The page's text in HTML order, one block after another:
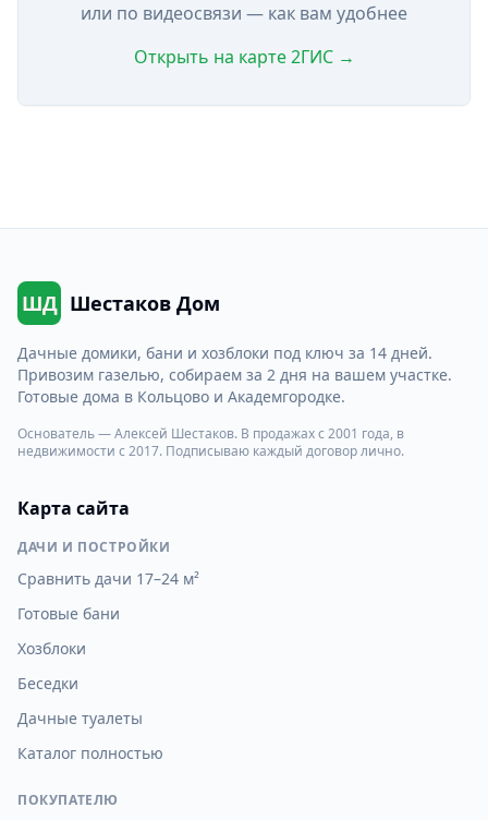
или по видеосвязи — как вам удобнее
Открыть на карте 2ГИС →
ШД Шестаков Дом
Дачные домики, бани и хозблоки под ключ за 14 дней.
Привозим газелью, собираем за 2 дня на вашем участке.
Готовые дома в Кольцово и Академгородке.
Основатель — Алексей Шестаков. В продажах с 2001 года, в
недвижимости с 2017. Подписываю каждый договор лично.
Карта сайта
ДАЧИ И ПОСТРОЙКИ
Сравнить дачи 17–24 м²
Готовые бани
Хозблоки
Беседки
Дачные туалеты
Каталог полностью
ПОКУПАТЕЛЮ